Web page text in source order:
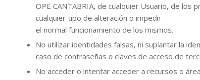
OPE CANTABRIA, de cualquier Usuario, de
cualquier tipo de alteración o impedir
el normal funcionamiento de los mismos.
No utilizar identidades falsas, ni suplantar la
caso de contraseñas o claves de acceso de
No acceder o intentar acceder a recursos o